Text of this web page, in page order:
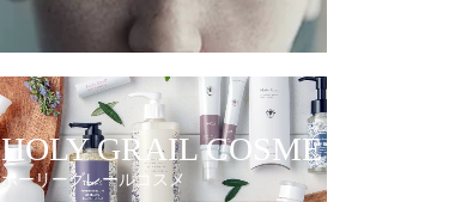
HOLY GRAIL COSME
ホーリーグレールコスメ